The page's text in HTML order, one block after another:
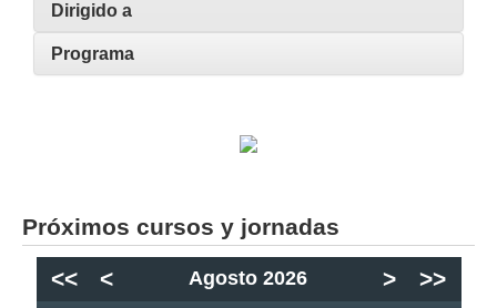
Dirigido a
Programa
Próximos cursos y jornadas
<< < Agosto 2026 > >>